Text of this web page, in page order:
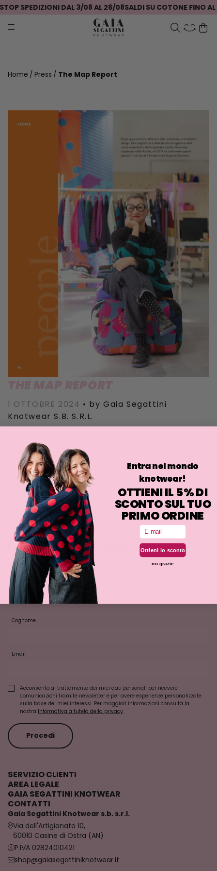
SPEDIZIONI DAL 3/08 AL 26/08SALDI SU COTONE FINO AL
Home Press The Map Report
1 OTTOBRE 2024 • by Gaia Segattini
Knotwear S.B. S.R.L.
Sostenibilità? Io credo nella buona
imprenditoria e nel buonsenso.
Iscriviti alla newsletter
Ottieni il 5% di sconto sul tuo primo acquisto!
Nome
Cognome
Email
Acconsento al trattamento dei miei dati personali per ricevere
comunicazioni tramite newsletter e per avere esperienze personalizzate
sulla base dei miei interessi. Per maggiori informazioni consulta la
nostra Informativa a tutela della privacy.
Procedi
SERVIZIO CLIENTI
AREA LEGALE
GAIA SEGATTINI KNOTWEAR
CONTATTI
Gaia Segattini Knotwear s.b. s.r.l.
Via dell'Artigianato 10,
60010 Casine di Ostra (AN)
P.IVA 02824010421
shop@gaiasegattiniknotwear.it
Entra nel mondo
knotwear!
OTTIENI IL 5% DI
SCONTO SUL TUO
PRIMO ORDINE
Email
Ottieni lo sconto
no grazie